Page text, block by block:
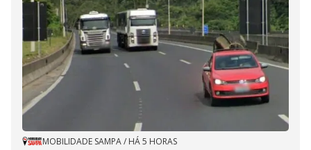
MOBILIDADE SAMPA/ HÁ 5 HORAS